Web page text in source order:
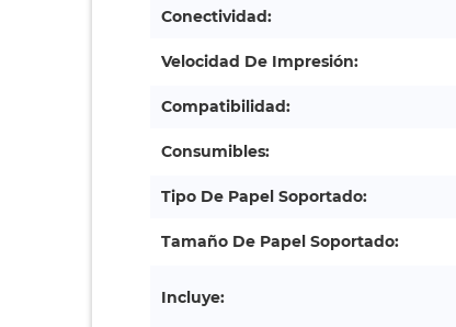
Conectividad:
Velocidad De Impresión:
Compatibilidad:
Consumibles:
Tipo De Papel Soportado:
Tamaño De Papel Soportado:
Incluye: